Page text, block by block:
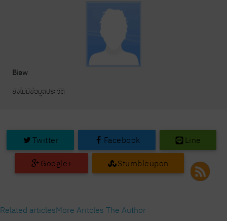
Biew
ยังไม่มีข้อมูลประวัติ
Twitter Facebook Line
Google+ Stumbleupon
Related articlesMore Aritcles The Author